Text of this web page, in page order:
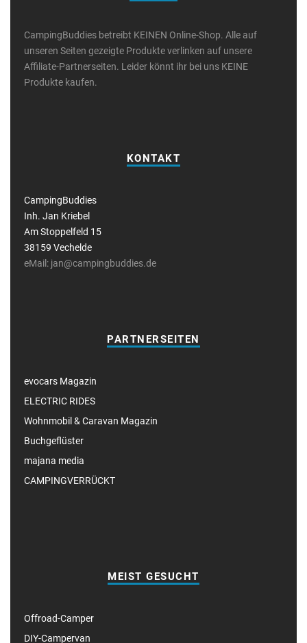
CampingBuddies betreibt KEINEN Online-Shop. Alle auf
unseren Seiten gezeigte Produkte verlinken auf unsere
Affiliate-Partnerseiten. Leider könnt ihr bei uns KEINE
Produkte kaufen.
KONTAKT
CampingBuddies
Inh. Jan Kriebel
Am Stoppelfeld 15
38159 Vechelde
eMail: jan@campingbuddies.de
PARTNERSEITEN
evocars Magazin
ELECTRIC RIDES
Wohnmobil & Caravan Magazin
Buchgeflüster
majana media
CAMPINGVERRÜCKT
MEIST GESUCHT
Offroad-Camper
DIY-Campervan